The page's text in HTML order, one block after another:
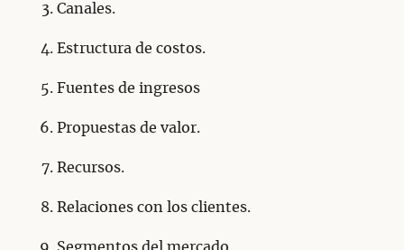
Canales.
Estructura de costos.
Fuentes de ingresos
Propuestas de valor.
Recursos.
Relaciones con los clientes.
Segmentos del mercado.